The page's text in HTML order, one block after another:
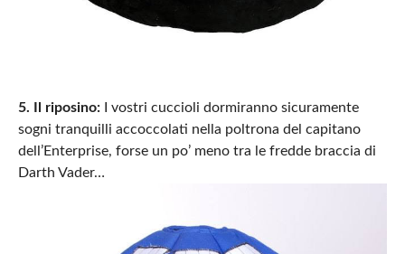
5. Il riposino:I vostri cuccioli dormiranno sicuramente
sogni tranquilli accoccolati nella poltrona del capitano
dell’Enterprise, forse un po’ meno tra le fredde braccia di
Darth Vader…